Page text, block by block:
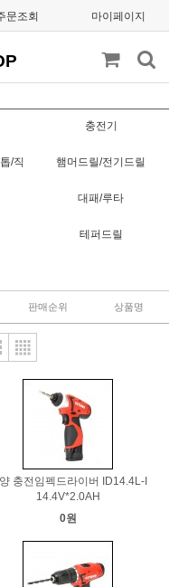
문조회 마이페이지
충전기
/직
햄머드릴/전기드릴
대패/루타
테퍼드릴
판매순위 상품명
충전임펙드라이버 ID14.4L-I
14.4V*2.0AH
0원